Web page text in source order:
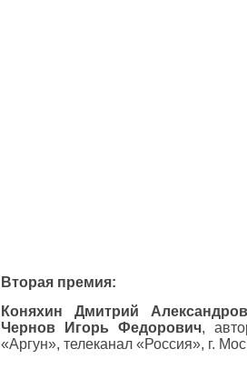
Вторая премия:
Коняхин Дмитрий
Чернов Игорь Федорович,
«Аргун», телеканал «Россия», г.